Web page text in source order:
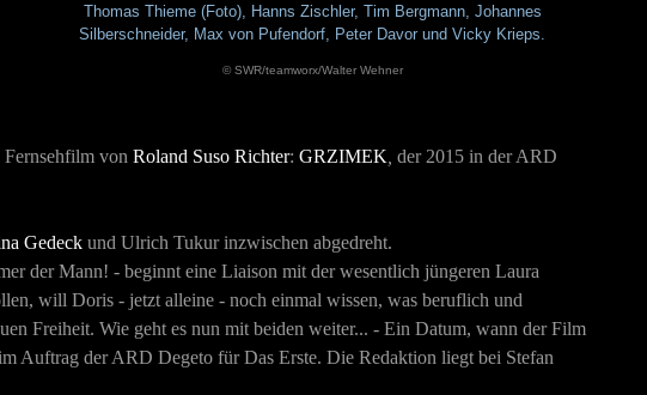
Thomas Thieme (Foto), Hanns Zischler, Tim Bergmann, Johannes
Silberschneider, Max von Pufendorf, Peter Davor und Vicky Krieps.
© SWR/teamworx/Walter Wehner
von Roland Suso Richter: GRZIMEK der 2015 in der ARD
Gedeck und Ulrich Tukur inzwischen abgedreht.
der Mann! - beginnt eine Liaison mit der wesentlich jüngeren Laura
will Doris - jetzt alleine - noch einmal wissen, was beruflich und
Freiheit. Wie geht es nun mit beiden weiter... - Ein Datum, wann der Film
Auftrag der ARD Degeto für Das Erste. Die Redaktion liegt bei Stefan